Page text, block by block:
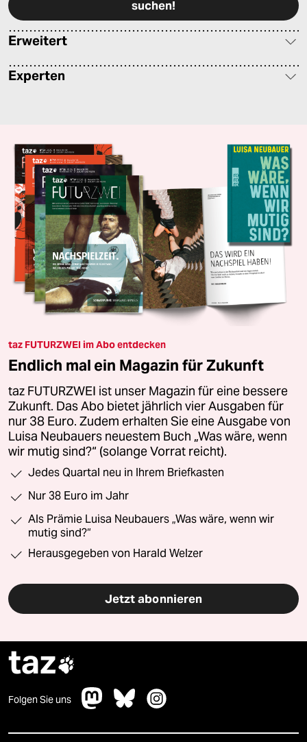
Erweitert
Experten
taz FUTURZWEI im Abo entdecken
Endlich mal ein Magazin für Zukunft
taz FUTURZWEI ist unser Magazin für eine bessere
Zukunft. Das Abo bietet jährlich vier Ausgaben für
nur 38 Euro. Zudem erhalten Sie eine Ausgabe von
Luisa Neubauers neuestem Buch „Was wäre, wenn
wir mutig sind?“ (solange Vorrat reicht).
Jedes Quartal neu in Ihrem Briefkasten
Nur 38 Euro im Jahr
Als Prämie Luisa Neubauers „Was wäre, wenn wir
mutig sind?“
Herausgegeben von Harald Welzer
Jetzt abonnieren
taz
Folgen Sie uns